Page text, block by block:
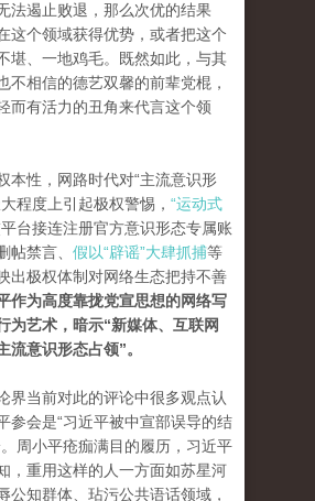
法遏止败退，那么次优的结果
这个领域获得优势，或者把这个
堪、一地鸡毛。
既然如此，与其
不相信的德艺双馨的前辈党棍，
而有活力的丑角来代言这个领
本性，网路时代对“主流意识形
程度上引起极权警惕， “运动式
平台接连注册官方意识形态专属账
帖禁言、 假以“辟谣”大肆抓捕等
出极权体制对网络生态把持不善
作为高度靠拢党宣思想的网络写
为艺术，暗示“新媒体、互联网
流意识形态占领”。
界当前对此的评论中很多观点认
参会是“习近平被中宣部误导的结
周小平疮痂满目的履历，习近平
，重用这样的人一方面如苏星河
公知群体、玷污公共语话领域，